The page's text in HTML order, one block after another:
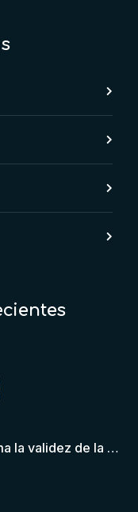
Jurisdicción (TAS) El TAS confirma la validez de la cláusula de sumisión jurisdiccional en el contrato del futbolista.